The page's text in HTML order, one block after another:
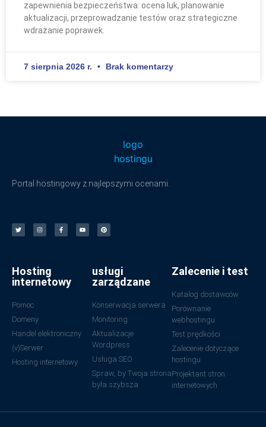
zapewnienia bezpieczeństwa: ocena luk, planowanie
aktualizacji, przeprowadzanie testów oraz strategiczne
wdrażanie poprawek.
7 sierpnia 2026 r. Brak komentarzy
Portal hostingowy z najlepszymi ocenami.
Hosting
internetowy
Pomoc
Domeny
Handel elektroniczny
(v)Serwer
Hosting internetowy
usługi
zarządzane
Konserwacja serwera
Monitoring
Aktualizacje
Wordpress
Usługa SEO
Spraw, by Twoja strona
była szybsza
Zalecenie i test
Katalog dostawców
Porównanie
webhostingu
Test prędkości
Zalecenie dotyczące
hostingu
Projektant stron
internetowych